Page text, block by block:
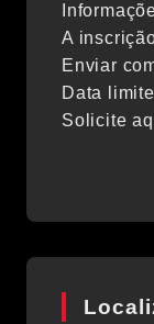
A
Enviar
Data
Solicite